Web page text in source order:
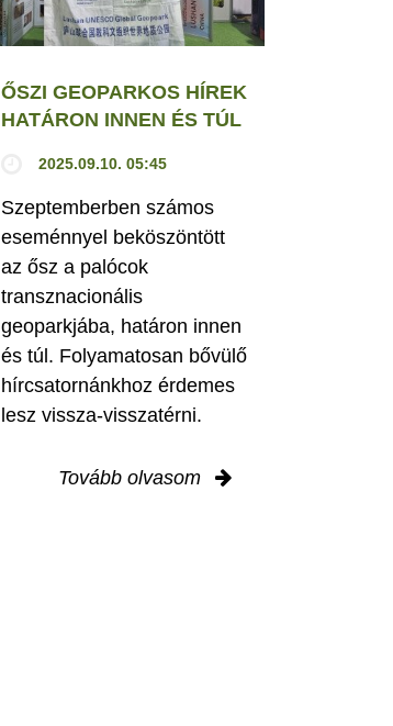
ŐSZI GEOPARKOS HÍREK
HATÁRON INNEN ÉS TÚL
2025.09.10. 05:45
Szeptemberben számos
eseménnyel beköszöntött
az ősz a palócok
transznacionális
geoparkjába, határon innen
és túl. Folyamatosan bővülő
hírcsatornánkhoz érdemes
lesz vissza-visszatérni.
Tovább olvasom